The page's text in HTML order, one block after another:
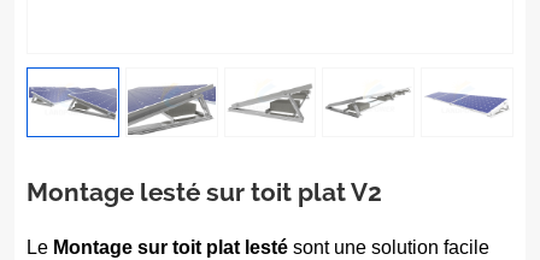
Montage lesté sur toit plat V2
Le Montage sur toit plat lesté sont une solution facile